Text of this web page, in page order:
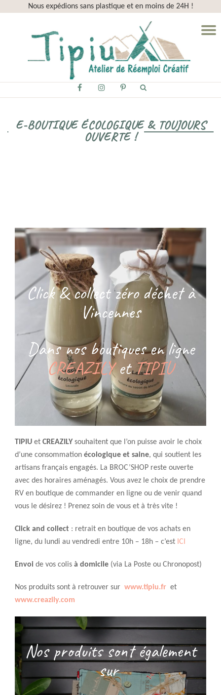
Nous expédions sans plastique et en moins de 24H !
fa-
fa-
fa-
E-BOUTIQUE ÉCOLOGIQUE & TOUJOURS
OUVERTE !
Click & collect zéro déchet à
Vincennes
Dans nos boutiques en ligne
CREAZILYetTIPIU
TIPIU et CREAZILY souhaitent que l’on puisse avoir le choix
d’une consommation écologique et saine, qui soutient les
artisans français engagés. La BROC’SHOP reste ouverte
avec des horaires aménagés. Vous avez le choix de prendre
RV en boutique de commander en ligne ou de venir quand
vous le désirez ! Prenez soin de vous et à très vite !
Click and collect : retrait en boutique de vos achats en
ligne, du lundi au vendredi entre 10h – 18h – c’est ICI
Envoi de vos colis à domicile (via La Poste ou Chronopost)
Nos produits sont à retrouver sur www.tipiu.fr et
www.creazily.com
Nos produits sont également
sur